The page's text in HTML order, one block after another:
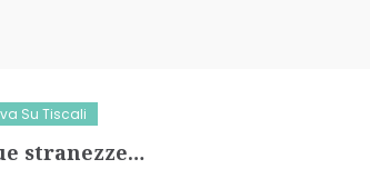
Su Tiscali
stranezze…